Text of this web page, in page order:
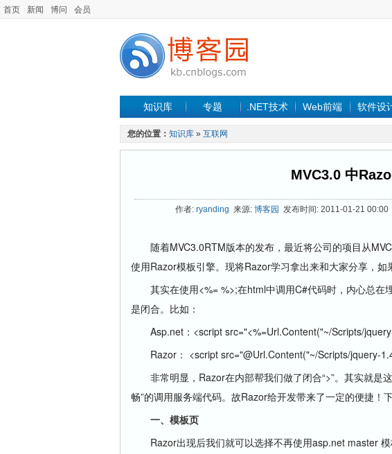
首页 新闻 博问 会员
知识库 专题 .NET技术 Web前端 软件设
您的位置： 知识库 » 互联网
MVC3.0 中
作者: ryanding 来源: 博客园 发布时间: 2011-01-21
随着MVC3.0RTM版本的发布，最近将公司的项目从
使用Razor模板引擎。现将Razor学习拿出来和大家分享，如
其实在使用<%= %>;在html中调用C#代码时，内心总在
是闭合。比如：
Asp.net：<script src="<%=Url.Content("~/Scripts/
Razor： <script src="@Url.Content("~/Scripts/jquery-
非常明显，Razor在内部帮我们做了闭合“>”。其实就是
畅”的调用服务端代码。故Razor给开发带来了一定的便捷！
一、模板页
Razor出现后我们就可以选择不再使用asp.net master 模